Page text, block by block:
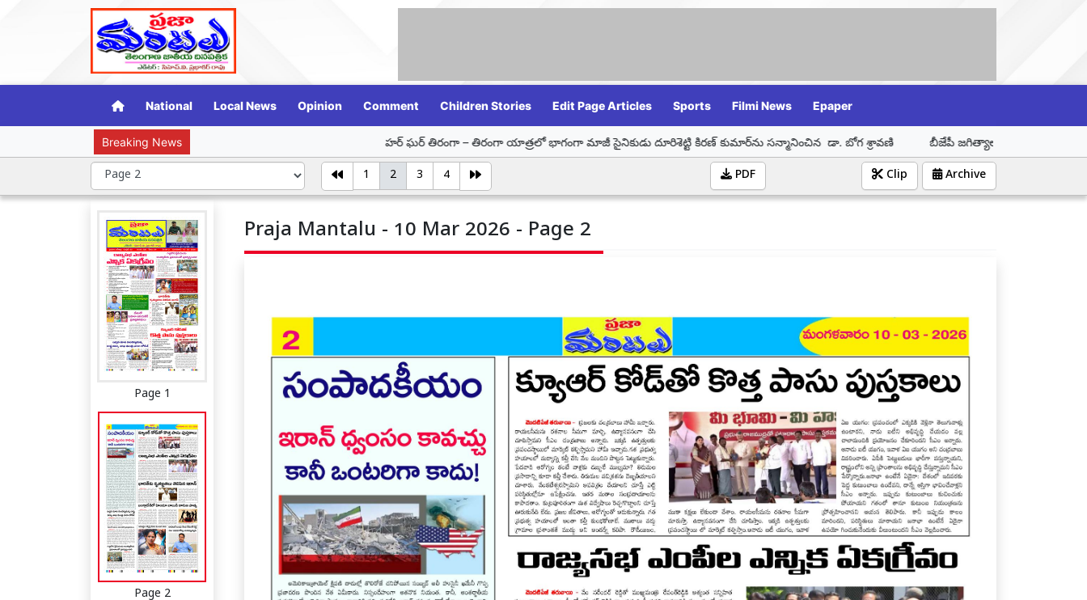
National Local News Opinion Comment Children Stories Edit Page Articles Sports Filmi News Epaper
Breaking News హర్ ఘర్ తిరంగా – తిరంగా యాత్రలో భాగంగా మాజీ సైనికుడు దూరిశెట్టి కిరణ్ కుమార్‌ను సన్మానించిన డా. బోగ శ్రావణి బీజేపీ జగిత్యాల నియోజకవర్గ ఇంచార్జ్ డా. బోగ శ్రావణి
1 2 3 4 PDF Archive
Clip
Page 1
Page 2
Praja Mantalu - 10 Mar 2026 - Page 2